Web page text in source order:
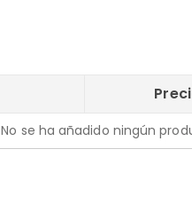
No se ha añadido ningún